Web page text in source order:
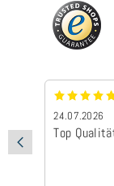
24.07.2026
Top